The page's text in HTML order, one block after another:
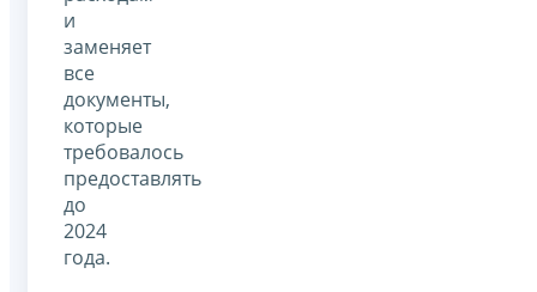
и
заменяет
все
документы,
которые
требовалось
предоставлять
до
2024
года.